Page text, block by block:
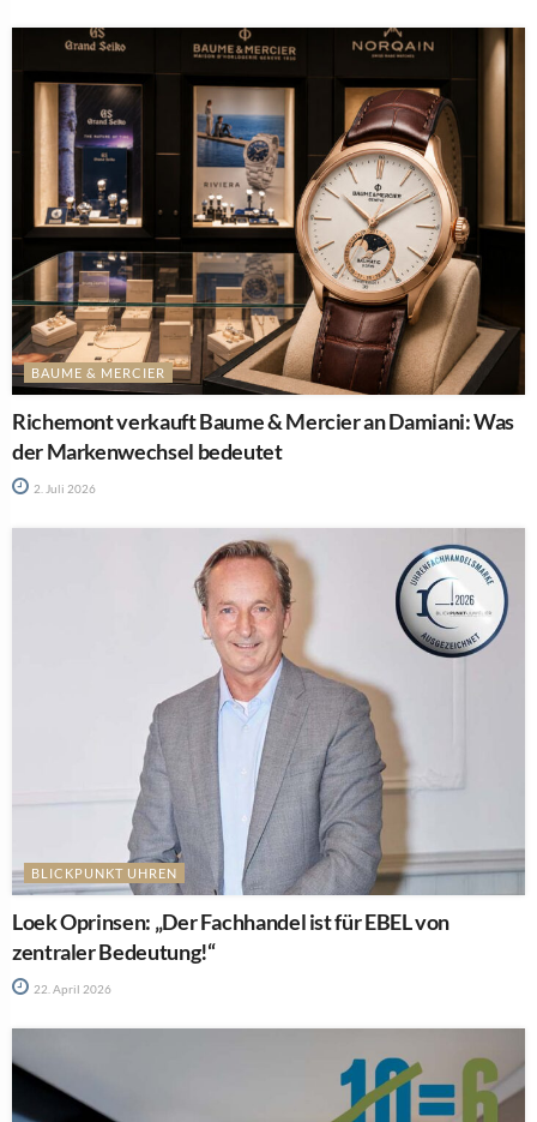
BAUME & MERCIER
Richemont verkauft Baume & Mercier an Damiani: Was
der Markenwechsel bedeutet
2. Juli 2026
BLICKPUNKT UHREN
Loek Oprinsen: „Der Fachhandel ist für EBEL von
zentraler Bedeutung!“
22. April 2026